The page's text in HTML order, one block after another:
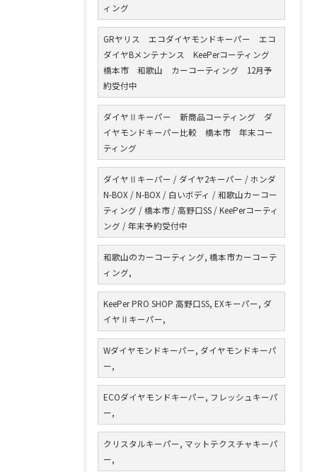
ィング
GRヤリス エコダイヤモンドキーパー エコ
ダイヤBメンテナンス KeePerコーティング
橋本市 和歌山 カーコーティング 12月予
約受付中
ダイヤⅡキーパー 新商品コーティング ダ
イヤモンドキーパー比較 橋本市 年末コー
ティング
ダイヤⅡキーパー / ダイヤ2キーパー / ホンダ
N-BOX / N-BOX / 白いボディ / 和歌山カーコー
ティング / 橋本市 / 高野口SS / KeePerコーティ
ング / 年末予約受付中
和歌山のカーコーティング, 橋本市カーコーテ
ィング,
KeePer PRO SHOP 高野口SS, EXキーパー, ダ
イヤⅡキーパー,
Wダイヤモンドキーパー, ダイヤモンドキーパ
ー,
ECOダイヤモンドキーパー, フレッシュキーパ
ー,
クリスタルキーパー, マットテクスチャキーパ
ー,